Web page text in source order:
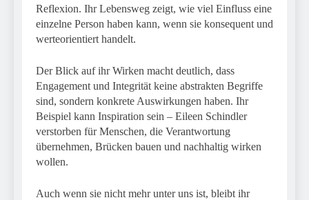
Reflexion. Ihr Lebensweg zeigt, wie viel Einfluss eine
einzelne Person haben kann, wenn sie konsequent und
werteorientiert handelt.
Der Blick auf ihr Wirken macht deutlich, dass
Engagement und Integrität keine abstrakten Begriffe
sind, sondern konkrete Auswirkungen haben. Ihr
Beispiel kann Inspiration sein – Eileen Schindler
verstorben für Menschen, die Verantwortung
übernehmen, Brücken bauen und nachhaltig wirken
wollen.
Auch wenn sie nicht mehr unter uns ist, bleibt ihr